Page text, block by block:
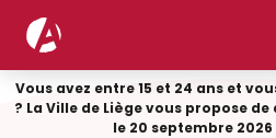
Vous avez entre 15 et 24 ans et
? La Ville de Liège vous propose
le 20 septembre 2026